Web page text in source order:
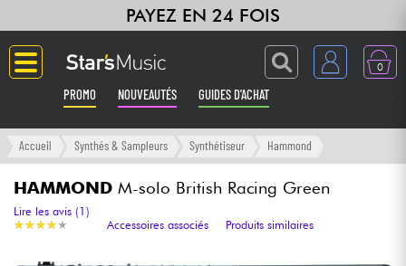
PAYEZ EN 24 FOIS
0
PROMO NOUVEAUTÉS GUIDES D'ACHAT
Langue
Guitares & Basses
Amplis & Effets
Accueil Synthés & Sampleurs Synthétiseur Hammond
HAMMOND M-solo British Racing Green
★★★★★
★★★★★
Lire les avis (1)
Accessoires associés
Produits similaires